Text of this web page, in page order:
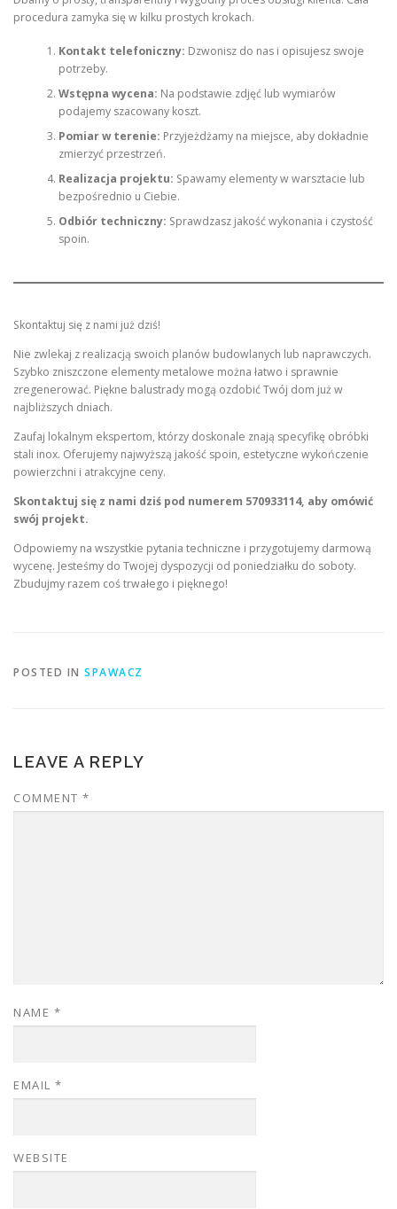
procedura zamyka się w kilku prostych krokach.
Kontakt telefoniczny: Dzwonisz do nas i opisujesz swoje
potrzeby.
Wstępna wycena: Na podstawie zdjęć lub wymiarów
podajemy szacowany koszt.
Pomiar w terenie: Przyjeżdżamy na miejsce, aby dokładnie
zmierzyć przestrzeń.
Realizacja projektu: Spawamy elementy w warsztacie lub
bezpośrednio u Ciebie.
Odbiór techniczny: Sprawdzasz jakość wykonania i czystość
spoin.
Skontaktuj się z nami już dziś!
Nie zwlekaj z realizacją swoich planów budowlanych lub naprawczych.
Szybko zniszczone elementy metalowe można łatwo i sprawnie
zregenerować. Piękne balustrady mogą ozdobić Twój dom już w
najbliższych dniach.
Zaufaj lokalnym ekspertom, którzy doskonale znają specyfikę obróbki
stali inox. Oferujemy najwyższą jakość spoin, estetyczne wykończenie
powierzchni i atrakcyjne ceny.
Skontaktuj się z nami dziś pod numerem 570933114, aby omówić
swój projekt.
Odpowiemy na wszystkie pytania techniczne i przygotujemy darmową
wycenę. Jesteśmy do Twojej dyspozycji od poniedziałku do soboty.
Zbudujmy razem coś trwałego i pięknego!
POSTED IN SPAWACZ
LEAVE A REPLY
COMMENT *
NAME *
EMAIL *
WEBSITE